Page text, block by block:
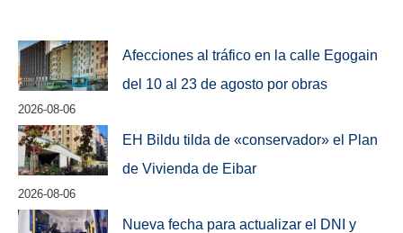
Afecciones al tráfico en la calle Egogain
del 10 al 23 de agosto por obras
2026-08-06
EH Bildu tilda de «conservador» el Plan
de Vivienda de Eibar
2026-08-06
Nueva fecha para actualizar el DNI y